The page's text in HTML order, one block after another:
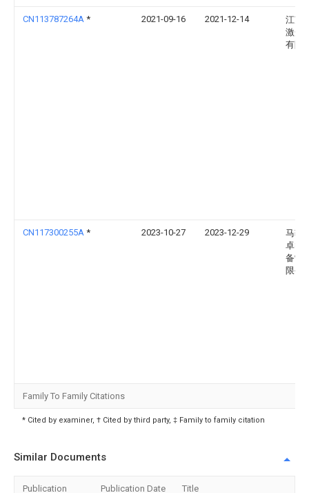
CN113787264A * 2021-09-16 2021-12-14
江苏
激光
有限
CN117300255A * 2023-10-27 2023-12-29
马鞍
卓智
备制
限公
Family To Family Citations
* Cited by examiner, † Cited by third party, ‡ Family to family citation
Similar Documents
Publication Publication Date Title